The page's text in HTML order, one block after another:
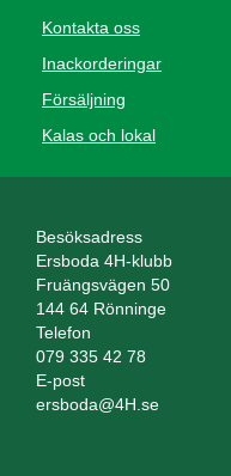
Kontakta oss
Inackorderingar
Försäljning
Kalas och lokal
Besöksadress
Ersboda 4H-klubb
Fruängsvägen 50
144 64 Rönninge
Telefon
079 335 42 78
E-post
ersboda@4H.se